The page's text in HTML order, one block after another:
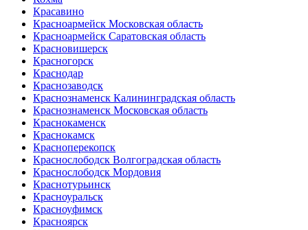
Красавино
Красноармейск Московская область
Красноармейск Саратовская область
Красновишерск
Красногорск
Краснодар
Краснозаводск
Краснознаменск Калининградская область
Краснознаменск Московская область
Краснокаменск
Краснокамск
Красноперекопск
Краснослободск Волгоградская область
Краснослободск Мордовия
Краснотурьинск
Красноуральск
Красноуфимск
Красноярск